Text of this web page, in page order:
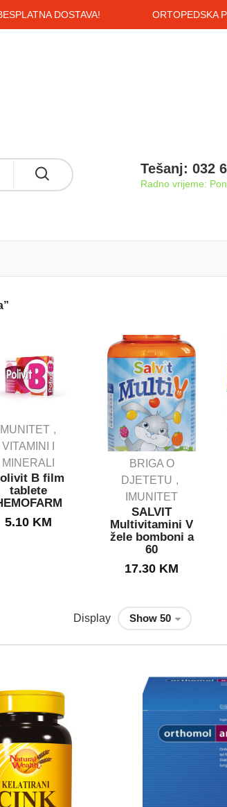
DOSTAVA! ORTOPEDSKA
Tešanj: 032
Radno vrijeme:
IMUNITET
VITAMINI I
MINERALI
B film
tablete
5.10 KM
BRIGA O
DJETETU
IMUNITET
SALVIT
Multivitamini V
žele bomboni a
60
17.30 KM
Display